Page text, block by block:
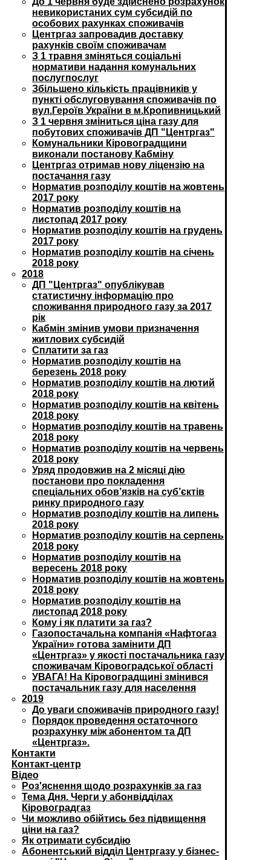
невикористаних сум субсидій по
особових рахунках споживачів
Центргаз запровадив доставку
рахунків своїм споживачам
З 1 травня зміняться соціальні
нормативи надання комунальних
послугпослуг
Збільшено кількість працівників у
пункті обслуговування споживачів по
вул.Героїв України в м.Кропивницький
З 1 червня зміниться ціна газу для
побутових споживачів ДП "Центргаз"
Комунальники Кіровоградщини
виконали постанову Кабміну
Центргаз отримав нову ліцензію на
постачання газу
Норматив розподілу коштів на жовтень
2017 року
Норматив розподілу коштів на
листопад 2017 року
Норматив розподілу коштів на грудень
2017 року
Норматив розподілу коштів на січень
2018 року
2018
ДП "Центргаз" опублікував
статистичну інформацію про
споживання природного газу за 2017
рік
Кабмін змінив умови призначення
житлових субсидій
Сплатити за газ
Норматив розподілу коштів на
березень 2018 року
Норматив розподілу коштів на лютий
2018 року
Норматив розподілу коштів на квітень
2018 року
Норматив розподілу коштів на травень
2018 року
Норматив розподілу коштів на червень
2018 року
Уряд продовжив на 2 місяці дію
постанови про покладення
спеціальних обов’язків на суб’єктів
ринку природного газу
Норматив розподілу коштів на липень
2018 року
Норматив розподілу коштів на серпень
2018 року
Норматив розподілу коштів на
вересень 2018 року
Норматив розподілу коштів на жовтень
2018 року
Норматив розподілу коштів на
листопад 2018 року
Кому і як платити за газ?
Газопостачальна компанія «Нафтогаз
України» готова замінити ДП
«Центргаз» у якості постачальника газу
споживачам Кіровоградської області
УВАГА! На Кіровоградщині змінився
постачальник газу для населення
2019
До уваги споживачів природного газу!
Порядок проведення остаточного
розрахунку між абонентом та ДП
«Центргаз».
Контакти
Контакт-центр
Відео
Роз'яснення щодо розрахунків за газ
Тема Дня. Черги у абонвідділах
Кіровоградгаз
Чи можливо обійтись без підвищення
ціни на газ?
Як отримати субсидію
Абонентський відділ Центргазу у бізнес-